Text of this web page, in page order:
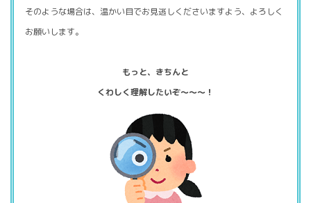
そのような場合は、温かい目でお見逃しくださいますよう、よろしく
お願いします。
もっと、きちんと
くわしく理解したいぞ～～～！